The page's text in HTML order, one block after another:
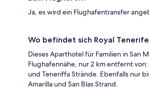
Ja, es wird ein Flughafentransfer
Wo befindet sich Royal
Dieses Aparthotel für Familien in San
Flughafennähe, nur 2 km entfernt
und Teneriffa Strände. Ebenfalls nur
Amarilla und San Blas Strand.